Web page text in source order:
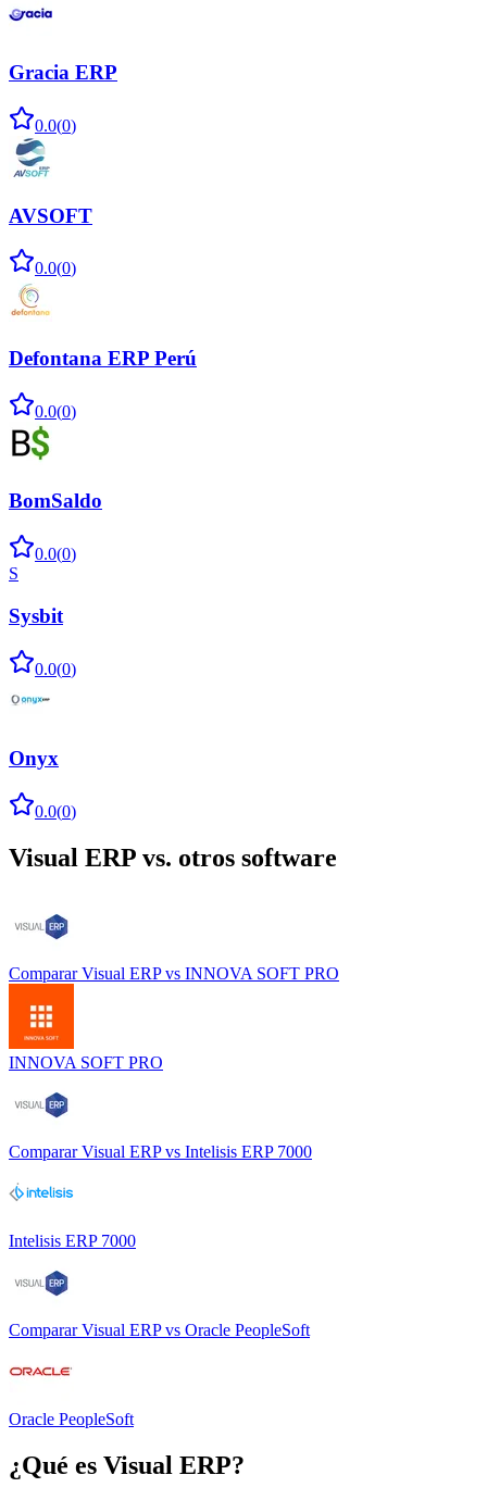
Gracia ERP
0.0(0)
AVSOFT
0.0(0)
Defontana ERP Perú
0.0(0)
BomSaldo
0.0(0)
S
Sysbit
0.0(0)
Onyx
0.0(0)
Visual ERP vs. otros software
Comparar Visual ERPvs INNOVA SOFT PRO
INNOVA SOFT PRO
Comparar Visual ERPvs Intelisis ERP 7000
Intelisis ERP 7000
Comparar Visual ERPvs Oracle PeopleSoft
Oracle PeopleSoft
¿Qué es Visual ERP?